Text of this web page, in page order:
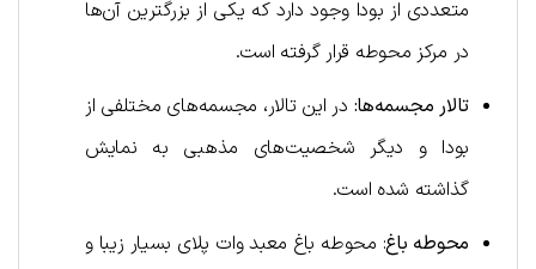
متعددی از بودا وجود دارد که یکی از بزرگترین آن‌ها
در مرکز محوطه قرار گرفته است.
تالار مجسمه‌ها: در این تالار، مجسمه‌های مختلفی از
بودا و دیگر شخصیت‌های مذهبی به نمایش
گذاشته شده است.
محوطه باغ: محوطه باغ معبد وات پلای بسیار زیبا و